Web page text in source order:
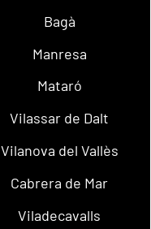
Bagà
Manresa
Mataró
Vilassar de Dalt
Vilanova del Vallès
Cabrera de Mar
Viladecavalls